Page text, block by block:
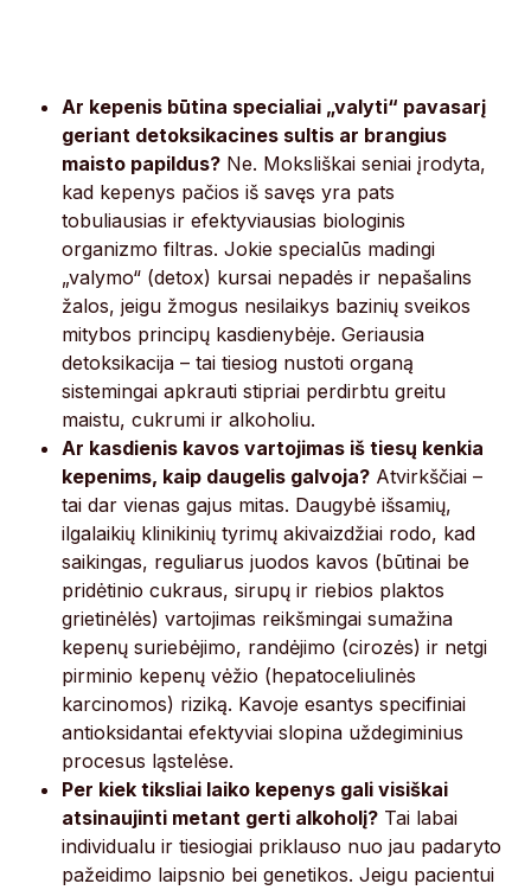
Ar kepenis būtina specialiai „valyti“ pavasarį
geriant detoksikacines sultis ar brangius
maisto papildus? Ne. Moksliškai seniai įrodyta,
kad kepenys pačios iš savęs yra pats
tobuliausias ir efektyviausias biologinis
organizmo filtras. Jokie specialūs madingi
„valymo“ (detox) kursai nepadės ir nepašalins
žalos, jeigu žmogus nesilaikys bazinių sveikos
mitybos principų kasdienybėje. Geriausia
detoksikacija – tai tiesiog nustoti organą
sistemingai apkrauti stipriai perdirbtu greitu
maistu, cukrumi ir alkoholiu.
Ar kasdienis kavos vartojimas iš tiesų kenkia
kepenims, kaip daugelis galvoja? Atvirkščiai –
tai dar vienas gajus mitas. Daugybė išsamių,
ilgalaikių klinikinių tyrimų akivaizdžiai rodo, kad
saikingas, reguliarus juodos kavos (būtinai be
pridėtinio cukraus, sirupų ir riebios plaktos
grietinėlės) vartojimas reikšmingai sumažina
kepenų suriebėjimo, randėjimo (cirozės) ir netgi
pirminio kepenų vėžio (hepatoceliulinės
karcinomos) riziką. Kavoje esantys specifiniai
antioksidantai efektyviai slopina uždegiminius
procesus ląstelėse.
Per kiek tiksliai laiko kepenys gali visiškai
atsinaujinti metant gerti alkoholį? Tai labai
individualu ir tiesiogiai priklauso nuo jau padaryto
pažeidimo laipsnio bei genetikos. Jeigu pacientui